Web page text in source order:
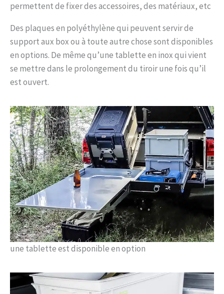
permettent de fixer des accessoires, des matériaux, etc
Des plaques en polyéthylène qui peuvent servir de
support aux box ou à toute autre chose sont disponibles
en options. De même qu’une tablette en inox qui vient
se mettre dans le prolongement du tiroir une fois qu’il
est ouvert.
une tablette est disponible en option